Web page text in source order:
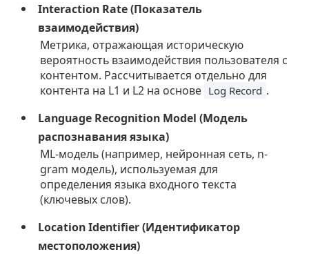
Interaction Rate (Показатель
взаимодействия)
Метрика, отражающая историческую
вероятность взаимодействия пользователя с
контентом. Рассчитывается отдельно для
контента на L1 и L2 на основе Log Record .
Language Recognition Model (Модель
распознавания языка)
ML-модель (например, нейронная сеть, n-
gram модель), используемая для
определения языка входного текста
(ключевых слов).
Location Identifier (Идентификатор
местоположения)